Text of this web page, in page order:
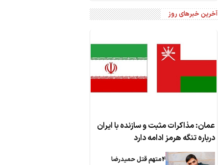
آخرین خبرهای روز
عمان: مذاکرات مثبت و سازنده با ایران
درباره تنگه هرمز ادامه دارد
4متهم قتل حمیدرضا